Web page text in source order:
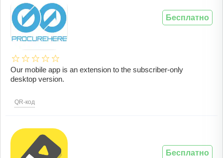
Our mobile app is an extension to the subscriber-only
desktop version.
QR-код
Бесплатно
Бесплатно